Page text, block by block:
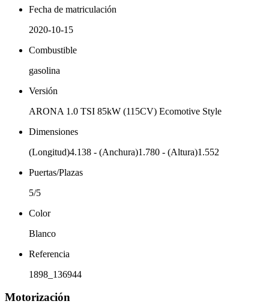
Fecha de matriculación
2020-10-15
Combustible
gasolina
Versión
ARONA 1.0 TSI 85kW (115CV) Ecomotive Style
Dimensiones
(Longitud)4.138 - (Anchura)1.780 - (Altura)1.552
Puertas/Plazas
5/5
Color
Blanco
Referencia
1898_136944
Motorización